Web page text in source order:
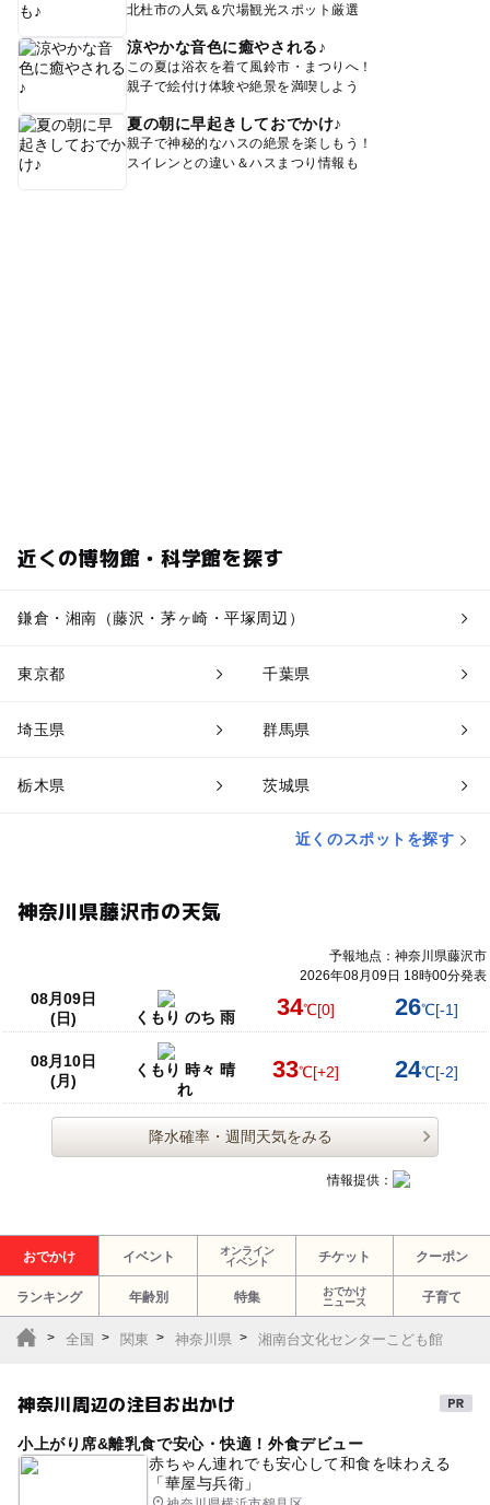
北杜市の人気＆穴場観光スポット厳選
涼やかな音色に癒やされる♪
この夏は浴衣を着て風鈴市・まつりへ！
親子で絵付け体験や絶景を満喫しよう
夏の朝に早起きしておでかけ♪
親子で神秘的なハスの絶景を楽しもう！
スイレンとの違い＆ハスまつり情報も
近くの博物館・科学館を探す
鎌倉・湘南（藤沢・茅ヶ崎・平塚周辺）
東京都 千葉県
埼玉県 群馬県
栃木県 茨城県
近くのスポットを探す
神奈川県藤沢市の天気
予報地点：神奈川県藤沢市
2026年08月09日 18時00分発表
08月09日
(日)
くもり のち 雨 34℃[0] 26℃[-1]
08月10日
(月)
くもり 時々 晴
れ
33℃[+2] 24℃[-2]
降水確率・週間天気をみる
情報提供：
おでかけ イベント
オンライン
イベント
チケット クーポン
ランキング 年齢別 特集
おでかけ
ニュース
子育て
全国 関東 神奈川県 湘南台文化センターこども館
神奈川周辺の注目お出かけ
小上がり席&離乳食で安心・快適！外食デビュー
赤ちゃん連れでも安心して和食を味わえる
「華屋与兵衛」